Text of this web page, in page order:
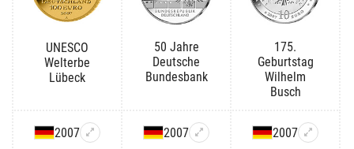
UNESCO
Welterbe
Lübeck
50 Jahre
Deutsche
Bundesbank
175.
Geburtstag
Wilhelm
Busch
2007 2007 2007